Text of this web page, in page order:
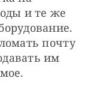
и те же
почту
им